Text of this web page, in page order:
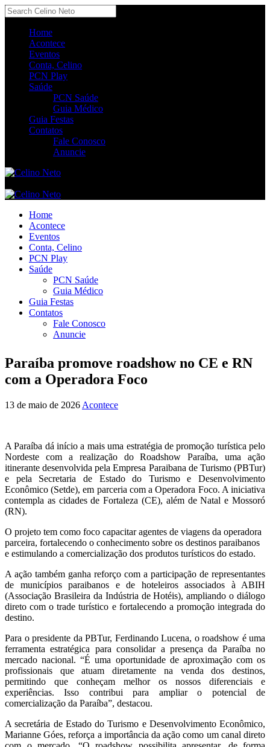
Home
Acontece
Eventos
Conta, Celino
PCN Play
Saúde
PCN Saúde
Guia Médico
Guia Festas
Contatos
Fale Conosco
Anuncie
Home
Acontece
Eventos
Conta, Celino
PCN Play
Saúde
PCN Saúde
Guia Médico
Guia Festas
Contatos
Fale Conosco
Anuncie
Paraíba promove roadshow no CE e RN
com a Operadora Foco
13 de maio de 2026 Acontece
A Paraíba dá início a mais uma estratégia de promoção turística pelo
Nordeste com a realização do Roadshow Paraíba, uma ação
itinerante desenvolvida pela Empresa Paraibana de Turismo (PBTur)
e pela Secretaria de Estado do Turismo e Desenvolvimento
Econômico (Setde), em parceria com a Operadora Foco. A iniciativa
contempla as cidades de Fortaleza (CE), além de Natal e Mossoró
(RN).
O projeto tem como foco capacitar agentes de viagens da operadora
parceira, fortalecendo o conhecimento sobre os destinos paraibanos
e estimulando a comercialização dos produtos turísticos do estado.
A ação também ganha reforço com a participação de representantes
de municípios paraibanos e de hoteleiros associados à ABIH
(Associação Brasileira da Indústria de Hotéis), ampliando o diálogo
direto com o trade turístico e fortalecendo a promoção integrada do
destino.
Para o presidente da PBTur, Ferdinando Lucena, o roadshow é uma
ferramenta estratégica para consolidar a presença da Paraíba no
mercado nacional. “É uma oportunidade de aproximação com os
profissionais que atuam diretamente na venda dos destinos,
permitindo que conheçam melhor os nossos diferenciais e
experiências. Isso contribui para ampliar o potencial de
comercialização da Paraíba”, destacou.
A secretária de Estado do Turismo e Desenvolvimento Econômico,
Marianne Góes, reforça a importância da ação como um canal direto